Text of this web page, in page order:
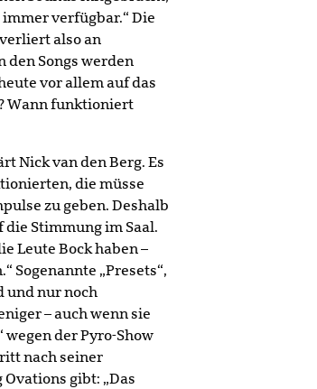
verfügbar.“ Die
also an
den Songs werden
vor allem auf das
Wann funktioniert
Nick van den Berg. Es
die müsse
zu geben. Deshalb
Stimmung im Saal.
Leute Bock haben –
Sogenannte „Presets“,
und nur noch
– auch wenn sie
der Pyro-Show
nach seiner
gibt: „Das